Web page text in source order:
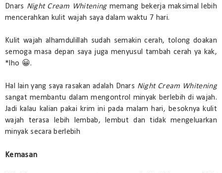
Dnars Night Cream Whiteningmemang bekerja maksimal lebih
mencerahkan kulit wajah saya dalam waktu 7 hari.
Kulit wajah alhamdulillah sudah semakin cerah, tolong doakan
semoga masa depan saya juga menyusul tambah cerah ya kak,
*lho 😀.
Hal lain yang saya rasakan adalah Dnars Night Cream Whitening
sangat membantu dalam mengontrol minyak berlebih di wajah.
Jadi kalau kalian pakai krim ini pada malam hari, besoknya kulit
wajah terasa lebih lembab, lembut dan tidak mengeluarkan
minyak secara berlebih
Kemasan